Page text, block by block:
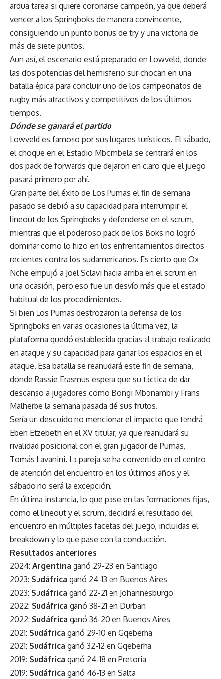
ardua tarea si quiere coronarse campeón, ya que deberá
vencer a los Springboks de manera convincente,
consiguiendo un punto bonus de try y una victoria de
más de siete puntos.
Aun así, el escenario está preparado en Lowveld, donde
las dos potencias del hemisferio sur chocan en una
batalla épica para concluir uno de los campeonatos de
rugby más atractivos y competitivos de los últimos
tiempos.
Dónde se ganará el partido
Lowveld es famoso por sus lugares turísticos. El sábado,
el choque en el Estadio Mbombela se centrará en los
dos pack de forwards que dejaron en claro que el juego
pasará primero por ahí.
Gran parte del éxito de Los Pumas el fin de semana
pasado se debió a su capacidad para interrumpir el
lineout de los Springboks y defenderse en el scrum,
mientras que el poderoso pack de los Boks no logró
dominar como lo hizo en los enfrentamientos directos
recientes contra los sudamericanos. Es cierto que Ox
Nche empujó a Joel Sclavi hacia arriba en el scrum en
una ocasión, pero eso fue un desvío más que el estado
habitual de los procedimientos.
Si bien Los Pumas destrozaron la defensa de los
Springboks en varias ocasiones la última vez, la
plataforma quedó establecida gracias al trabajo realizado
en ataque y su capacidad para ganar los espacios en el
ataque. Esa batalla se reanudará este fin de semana,
donde Rassie Erasmus espera que su táctica de dar
descanso a jugadores como Bongi Mbonambi y Frans
Malherbe la semana pasada dé sus frutos.
Sería un descuido no mencionar el impacto que tendrá
Eben Etzebeth en el XV titular, ya que reanudará su
rivalidad posicional con el gran jugador de Pumas,
Tomás Lavanini. La pareja se ha convertido en el centro
de atención del encuentro en los últimos años y el
sábado no será la excepción.
En última instancia, lo que pase en las formaciones fijas,
como el lineout y el scrum, decidirá el resultado del
encuentro en múltiples facetas del juego, incluidas el
breakdown y lo que pase con la conducción.
Resultados anteriores
2024: Argentina ganó 29-28 en Santiago
2023: Sudáfrica ganó 24-13 en Buenos Aires
2023: Sudáfrica ganó 22-21 en Johannesburgo
2022: Sudáfrica ganó 38-21 en Durban
2022: Sudáfrica ganó 36-20 en Buenos Aires
2021: Sudáfrica ganó 29-10 en Gqeberha
2021: Sudáfrica ganó 32-12 en Gqeberha
2019: Sudáfrica ganó 24-18 en Pretoria
2019: Sudáfrica ganó 46-13 en Salta